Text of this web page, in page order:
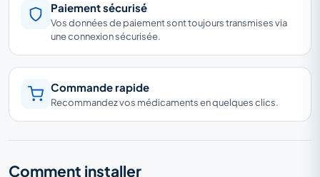
Paiement sécurisé
Vos données de paiement sont toujours transmises via
une connexion sécurisée.
Commande rapide
Recommandez vos médicaments en quelques clics.
Comment installer